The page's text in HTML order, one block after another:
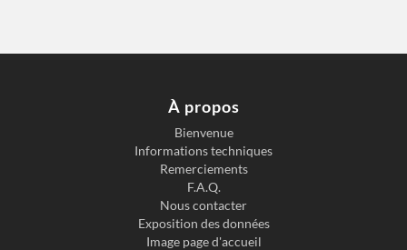
À propos
Bienvenue
Informations techniques
Remerciements
F.A.Q.
Nous contacter
Exposition des données
Image page d'accueil